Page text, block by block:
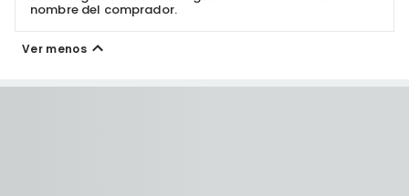
nombre del comprador.
Ver menos